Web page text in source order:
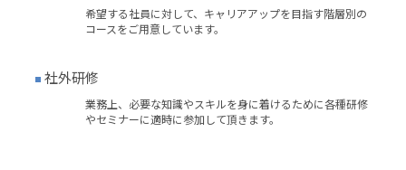
希望する社員に対して、キャリアアップを目指す階層別の
コースをご用意しています。
■ 社外研修
業務上、必要な知識やスキルを身に着けるために各種研修
やセミナーに適時に参加して頂きます。